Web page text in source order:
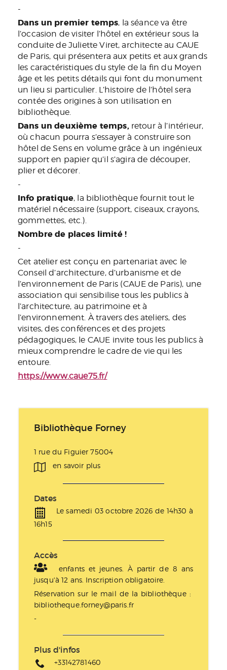
-
Dans un premier temps, la séance va être
l’occasion de visiter l’hôtel en extérieur sous la
conduite de Juliette Viret, architecte au CAUE
de Paris, qui présentera aux petits et aux grands
les caractéristiques du style de la fin du Moyen
âge et les petits détails qui font du monument
un lieu si particulier. L’histoire de l’hôtel sera
contée des origines à son utilisation en
bibliothèque.
Dans un deuxième temps,retour à l’intérieur,
où chacun pourra s’essayer à construire son
hôtel de Sens en volume grâce à un ingénieux
support en papier qu’il s’agira de découper,
plier et décorer.
-
Info pratique, la bibliothèque fournit tout le
matériel nécessaire (support, ciseaux, crayons,
gommettes, etc.).
Nombre de places limité !
-
Cet atelier est conçu en partenariat avec le
Conseil d’architecture, d’urbanisme et de
l’environnement de Paris (CAUE de Paris), une
association qui sensibilise tous les publics à
l’architecture, au patrimoine et à
l’environnement. À travers des ateliers, des
visites, des conférences et des projets
pédagogiques, le CAUE invite tous les publics à
mieux comprendre le cadre de vie qui les
entoure.
https://www.caue75.fr/
Bibliothèque Forney
1 rue du Figuier 75004
en savoir plus
Dates
Le samedi 03 octobre 2026 de 14h30 à
16h15
Accès
enfants et jeunes. À partir de 8 ans
jusqu'à 12 ans. Inscription obligatoire.
Réservation sur le mail de la bibliothèque :
bibliotheque.forney@paris.fr
-
Plus d'infos
+33142781460